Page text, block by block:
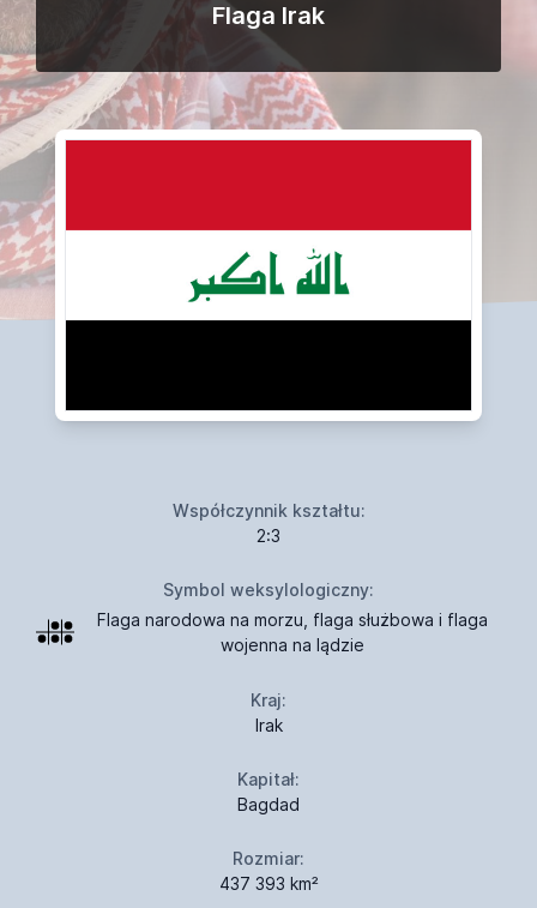
Flaga Irak
Współczynnik kształtu:
2:3
Symbol weksylologiczny:
Flaga narodowa na morzu, flaga służbowa i flaga
wojenna na lądzie
Kraj:
Irak
Kapitał:
Bagdad
Rozmiar:
437 393 km²